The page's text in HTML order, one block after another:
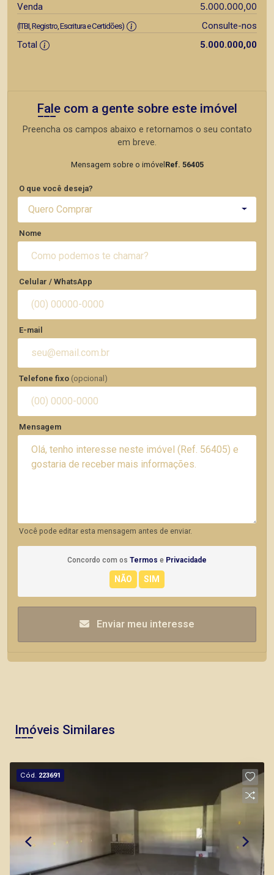
Venda 5.000.000,00
(ITBI, Registro, Escritura e Certidões)
Consulte-nos
Total
5.000.000,00
Fale com a gente sobre este imóvel
Preencha os campos abaixo e retornamos o seu contato
em breve.
Mensagem sobre o imóvelRef. 56405
O que você deseja?
Quero Comprar
Nome
Celular / WhatsApp
E-mail
Telefone fixo (opcional)
Mensagem
Você pode editar esta mensagem antes de enviar.
Concordo com os Termos e Privacidade
Enviar meu interesse
Imóveis Similares
Cód. 223691